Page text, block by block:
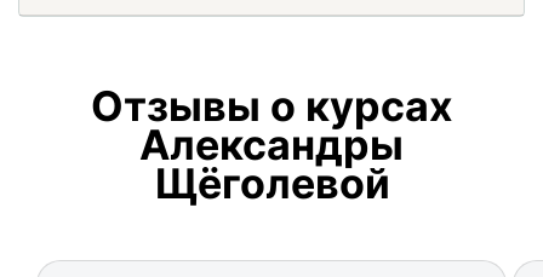
Отзывы о курсах
Александры
Щёголевой